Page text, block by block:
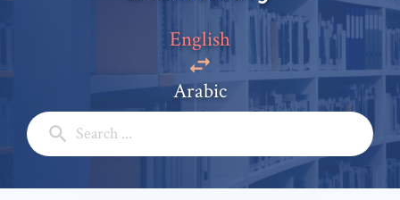
English
Arabic
Full Name: *